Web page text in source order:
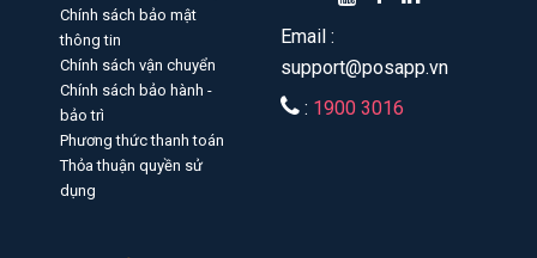
Chính sách bảo mật
thông tin
Chính sách vận chuyển
Chính sách bảo hành -
bảo trì
Phương thức thanh toán
Thỏa thuận quyền sử
dụng
Email :
support@posapp.vn
: 1900 3016